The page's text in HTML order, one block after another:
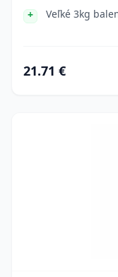
Veľké 3kg
21.71 €